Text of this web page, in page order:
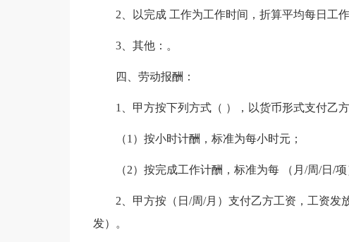
2、以完成 工作为工作时间，折算平均每日工
3、其他：。
四、劳动报酬：
1、甲方按下列方式（ ），以货币形式支付乙方
（1）按小时计酬，标准为每小时元；
（2）按完成工作计酬，标准为每 （月/周/日/项
2、甲方按（日/周/月）支付乙方工资，工资
发）。